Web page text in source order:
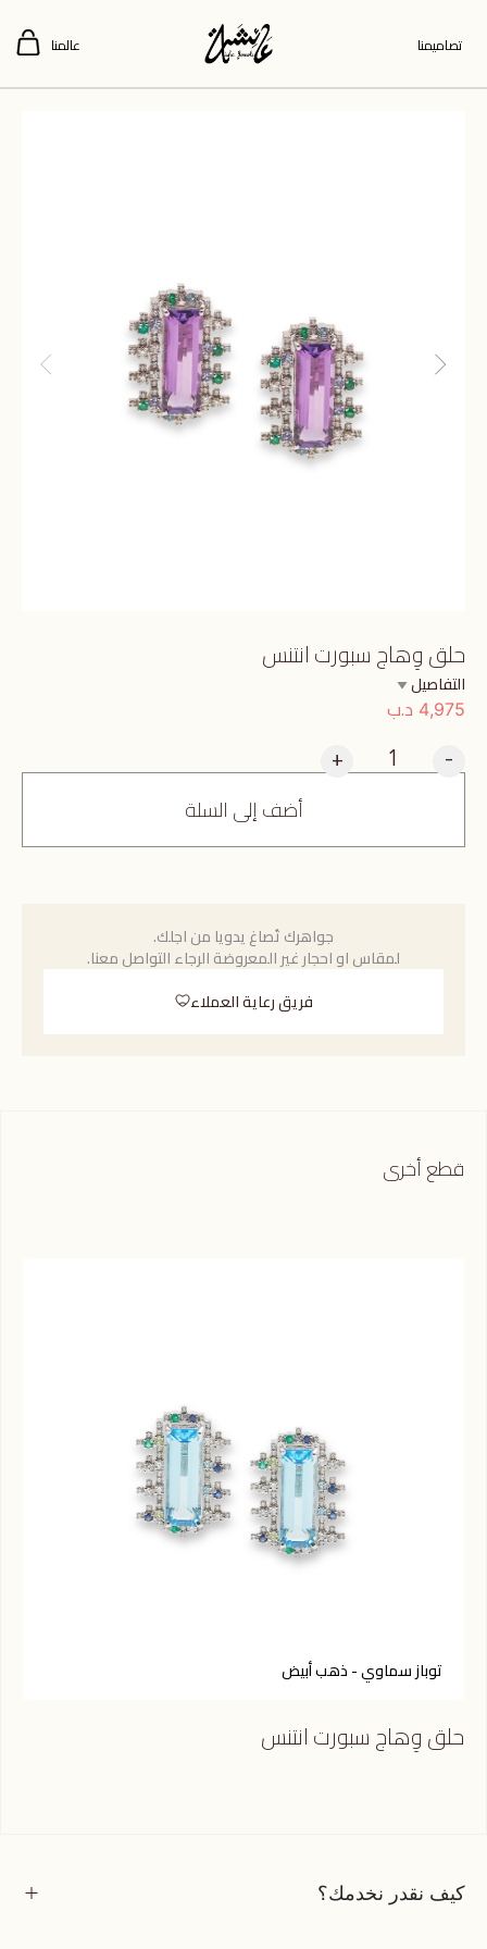
تصاميمنا عالمنا
حلق وِهاج سبورت انتنس
التفاصيل
4,975 د.ب
-
+
أضف إلى السلة
جواهرك تُصاغ يدويا من اجلك.
لمقاس او احجار غير المعروضة الرجاء التواصل معنا.
فريق رعاية العملاء
قطع أخرى
توباز سماوي - ذهب أبيض
حلق وِهاج سبورت انتنس
كيف نقدر نخدمك؟